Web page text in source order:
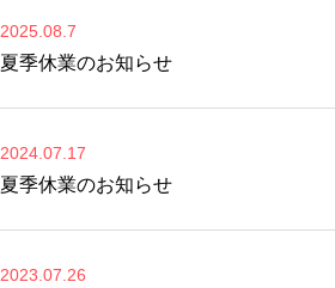
2025.08.7
夏季休業のお知らせ
2024.07.17
夏季休業のお知らせ
2023.07.26